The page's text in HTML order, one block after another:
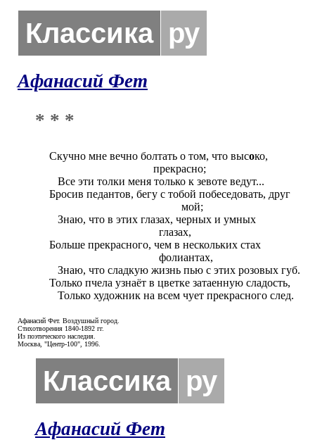
Классика ру
Афанасий Фет
* * *
Скучно мне вечно болтать о том, что высоко,
                                     прекрасно;
   Все эти толки меня только к зевоте ведут...
Бросив педантов, бегу с тобой побеседовать, друг
                                               мой;
   Знаю, что в этих глазах, черных и умных
                                       глазах,
Больше прекрасного, чем в нескольких стах
                                       фолиантах,
   Знаю, что сладкую жизнь пью с этих розовых губ.
Только пчела узнаёт в цветке затаенную сладость,
   Только художник на всем чует прекрасного след.
Афанасий Фет. Воздушный город.
Стихотворения 1840-1892 гг.
Из поэтического наследия.
Москва, "Центр-100", 1996.
Классика ру
Афанасий Фет